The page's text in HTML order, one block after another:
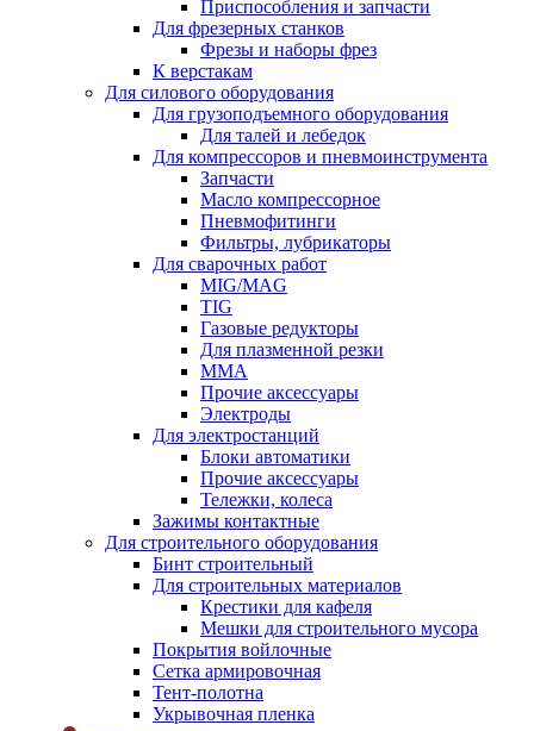
Приспособления и запчасти
Для фрезерных станков
Фрезы и наборы фрез
К верстакам
Для силового оборудования
Для грузоподъемного оборудования
Для талей и лебедок
Для компрессоров и пневмоинструмента
Запчасти
Масло компрессорное
Пневмофитинги
Фильтры, лубрикаторы
Для сварочных работ
MIG/MAG
TIG
Газовые редукторы
Для плазменной резки
ММА
Прочие аксессуары
Электроды
Для электростанций
Блоки автоматики
Прочие аксессуары
Тележки, колеса
Зажимы контактные
Для строительного оборудования
Бинт строительный
Для строительных материалов
Крестики для кафеля
Мешки для строительного мусора
Покрытия войлочные
Сетка армировочная
Тент-полотна
Укрывочная пленка